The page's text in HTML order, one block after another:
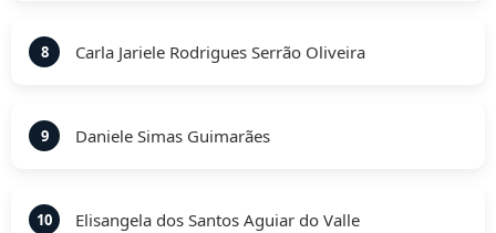
8 Carla Jariele Rodrigues Serrão Oliveira
9 Daniele Simas Guimarães
10 Elisangela dos Santos Aguiar do Valle